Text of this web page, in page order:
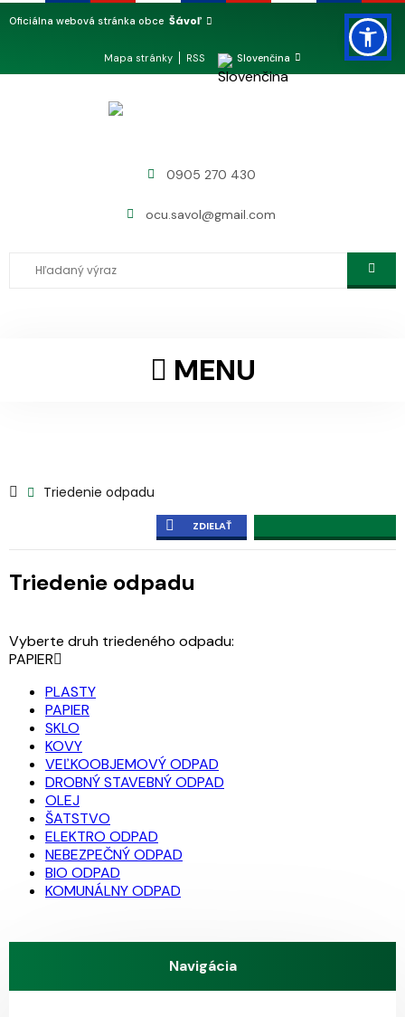
Oficiálna webová stránka obce Šávoľ
Mapa stránky RSS Slovenčina
0905 270 430
ocu.savol@gmail.com
MENU
Triedenie odpadu
ZDIELAŤ
Triedenie odpadu
Vyberte druh triedeného odpadu:
PAPIER
PLASTY
PAPIER
SKLO
KOVY
VEĽKOOBJEMOVÝ ODPAD
DROBNÝ STAVEBNÝ ODPAD
OLEJ
ŠATSTVO
ELEKTRO ODPAD
NEBEZPEČNÝ ODPAD
BIO ODPAD
KOMUNÁLNY ODPAD
Navigácia